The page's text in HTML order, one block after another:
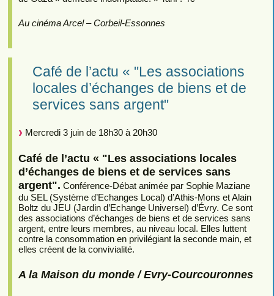
Au cinéma Arcel – Corbeil-Essonnes
Café de l’actu « "Les associations
locales d’échanges de biens et de
services sans argent"
Mercredi 3 juin de 18h30 à 20h30
Café de l’actu « "Les associations locales
d’échanges de biens et de services sans
argent". Conférence-Débat animée par Sophie Maziane
du SEL (Système d’Echanges Local) d’Athis-Mons et Alain
Boltz du JEU (Jardin d’Echange Universel) d’Évry. Ce sont
des associations d’échanges de biens et de services sans
argent, entre leurs membres, au niveau local. Elles luttent
contre la consommation en privilégiant la seconde main, et
elles créent de la convivialité.
A la Maison du monde / Evry-Courcouronnes